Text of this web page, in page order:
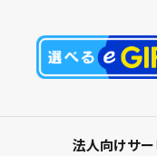
法人向けサ